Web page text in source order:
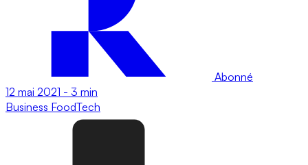
Abonné
12 mai 2021 - 3 min
Business FoodTech